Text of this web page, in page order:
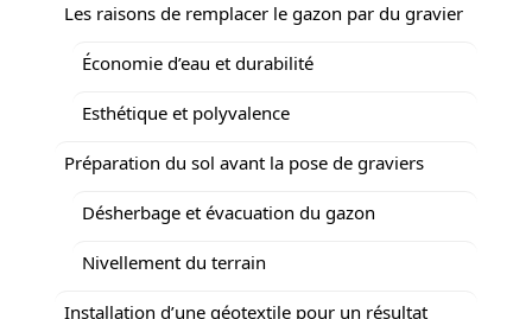
Les raisons de remplacer le gazon par du gravier
Économie d’eau et durabilité
Esthétique et polyvalence
Préparation du sol avant la pose de graviers
Désherbage et évacuation du gazon
Nivellement du terrain
Installation d’une géotextile pour un résultat